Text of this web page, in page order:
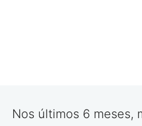
Nos últimos 6 meses,